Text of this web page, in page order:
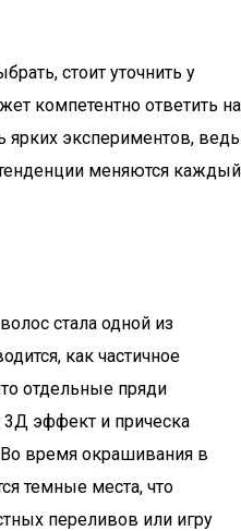
стоит уточнить у
компетентно ответить на
экспериментов, ведь
меняются каждый
стала одной из
как частичное
отдельные пряди
3Д эффект и прическа
время окрашивания в
темные места, что
переливов или игру